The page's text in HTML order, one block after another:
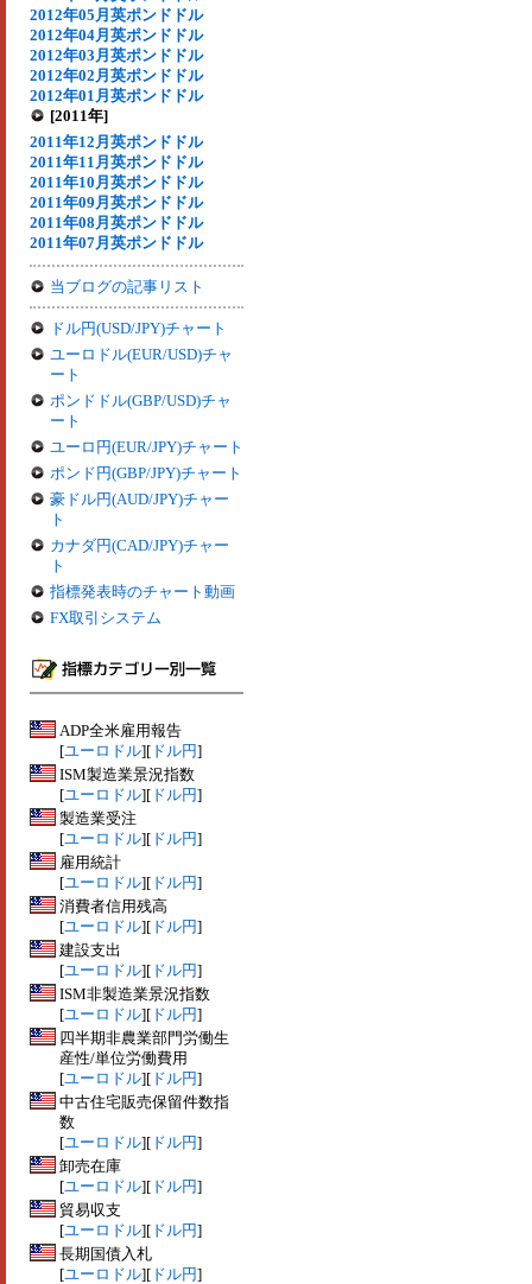
2012年05月英ポンドドル
2012年04月英ポンドドル
2012年03月英ポンドドル
2012年02月英ポンドドル
2012年01月英ポンドドル
[2011年]
2011年12月英ポンドドル
2011年11月英ポンドドル
2011年10月英ポンドドル
2011年09月英ポンドドル
2011年08月英ポンドドル
2011年07月英ポンドドル
当ブログの記事リスト
ドル円(USD/JPY)チャート
ユーロドル(EUR/USD)チャ
ート
ポンドドル(GBP/USD)チャ
ート
ユーロ円(EUR/JPY)チャート
ポンド円(GBP/JPY)チャート
豪ドル円(AUD/JPY)チャー
ト
カナダ円(CAD/JPY)チャー
ト
指標発表時のチャート動画
FX取引システム
ADP全米雇用報告
[ユーロドル][ ドル円]
ISM製造業景況指数
[ユーロドル][ ドル円]
製造業受注
[ユーロドル][ ドル円]
雇用統計
[ユーロドル][ ドル円]
消費者信用残高
[ユーロドル][ ドル円]
建設支出
[ユーロドル][ ドル円]
ISM非製造業景況指数
[ユーロドル][ ドル円]
四半期非農業部門労働生
産性/単位労働費用
[ユーロドル][ ドル円]
中古住宅販売保留件数指
数
[ユーロドル][ ドル円]
卸売在庫
[ユーロドル][ ドル円]
貿易収支
[ユーロドル][ ドル円]
長期国債入札
[ユーロドル][ ドル円]